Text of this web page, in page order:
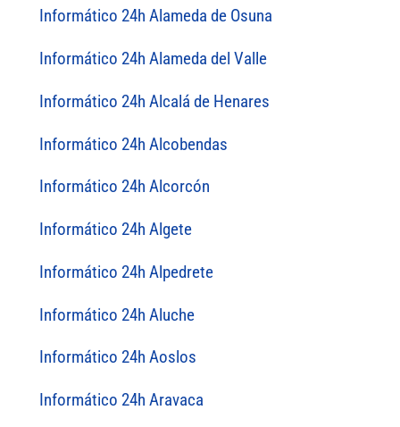
Informático 24h Alameda de Osuna
Informático 24h Alameda del Valle
Informático 24h Alcalá de Henares
Informático 24h Alcobendas
Informático 24h Alcorcón
Informático 24h Algete
Informático 24h Alpedrete
Informático 24h Aluche
Informático 24h Aoslos
Informático 24h Aravaca